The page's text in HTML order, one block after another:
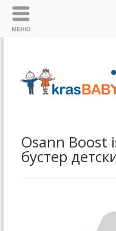
Osann Boost
бустер